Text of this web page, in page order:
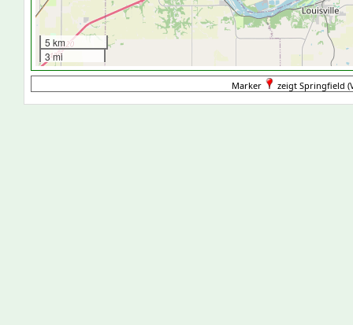
5 km
3 mi
Marker zeigt Springfield